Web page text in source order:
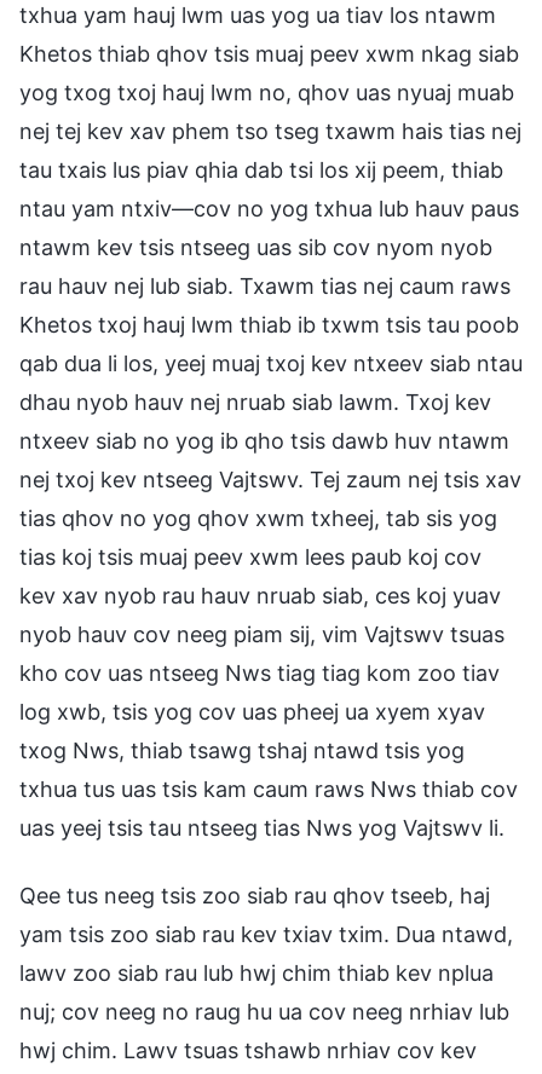
txhua yam hauj lwm uas yog ua tiav los ntawm
Khetos thiab qhov tsis muaj peev xwm nkag siab
yog txog txoj hauj lwm no, qhov uas nyuaj muab
nej tej kev xav phem tso tseg txawm hais tias nej
tau txais lus piav qhia dab tsi los xij peem, thiab
ntau yam ntxiv—cov no yog txhua lub hauv paus
ntawm kev tsis ntseeg uas sib cov nyom nyob
rau hauv nej lub siab. Txawm tias nej caum raws
Khetos txoj hauj lwm thiab ib txwm tsis tau poob
qab dua li los, yeej muaj txoj kev ntxeev siab ntau
dhau nyob hauv nej nruab siab lawm. Txoj kev
ntxeev siab no yog ib qho tsis dawb huv ntawm
nej txoj kev ntseeg Vajtswv. Tej zaum nej tsis xav
tias qhov no yog qhov xwm txheej, tab sis yog
tias koj tsis muaj peev xwm lees paub koj cov
kev xav nyob rau hauv nruab siab, ces koj yuav
nyob hauv cov neeg piam sij, vim Vajtswv tsuas
kho cov uas ntseeg Nws tiag tiag kom zoo tiav
log xwb, tsis yog cov uas pheej ua xyem xyav
txog Nws, thiab tsawg tshaj ntawd tsis yog
txhua tus uas tsis kam caum raws Nws thiab cov
uas yeej tsis tau ntseeg tias Nws yog Vajtswv li.
Qee tus neeg tsis zoo siab rau qhov tseeb, haj
yam tsis zoo siab rau kev txiav txim. Dua ntawd,
lawv zoo siab rau lub hwj chim thiab kev nplua
nuj; cov neeg no raug hu ua cov neeg nrhiav lub
hwj chim. Lawv tsuas tshawb nrhiav cov kev